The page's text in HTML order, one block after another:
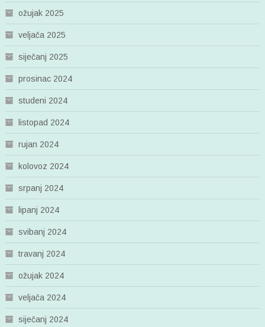
ožujak 2025
veljača 2025
siječanj 2025
prosinac 2024
studeni 2024
listopad 2024
rujan 2024
kolovoz 2024
srpanj 2024
lipanj 2024
svibanj 2024
travanj 2024
ožujak 2024
veljača 2024
siječanj 2024